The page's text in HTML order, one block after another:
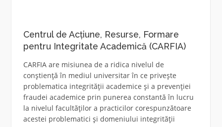
Centrul de Acțiune, Resurse, Formare
pentru Integritate Academică (CARFIA)
CARFIA are misiunea de a ridica nivelul de
conștiență în mediul universitar în ce privește
problematica integrității academice și a prevenției
fraudei academice prin punerea constantă în lucru
la nivelul facultăților a practicilor corespunzătoare
acestei problematici și domeniului integrității